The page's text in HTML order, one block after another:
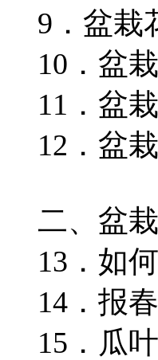
9．盆栽
10．盆
11．盆
12．盆
二、盆
13．如
14．报
15．瓜